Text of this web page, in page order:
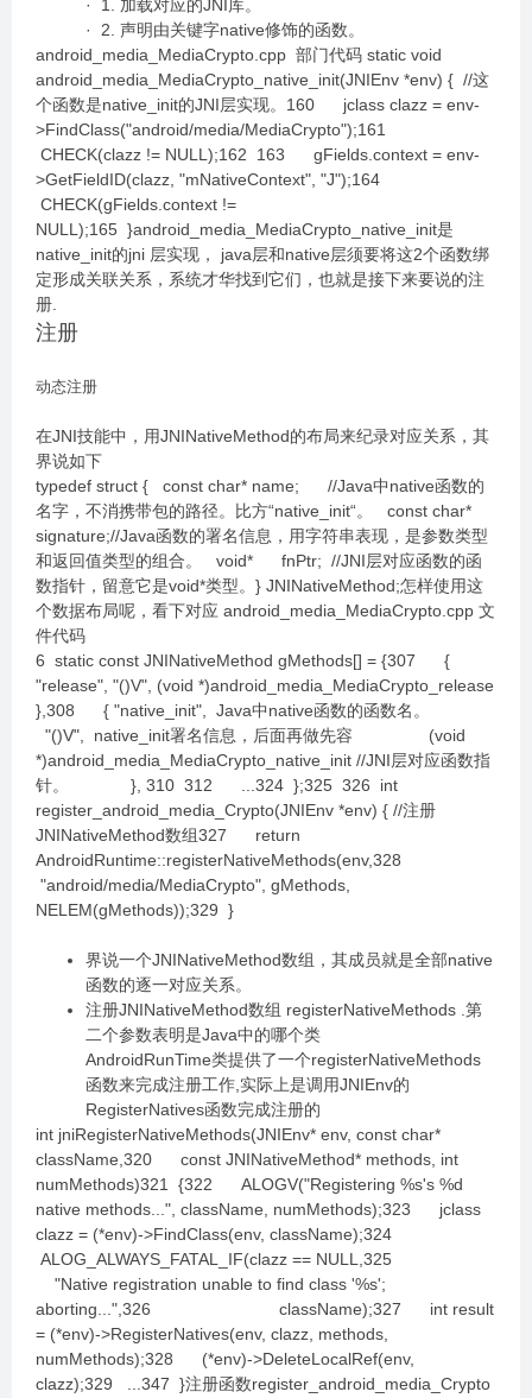
· 1. 加载对应的JNI库。
· 2. 声明由关键字native修饰的函数。
android_media_MediaCrypto.cpp 部门代码 static void
android_media_MediaCrypto_native_init(JNIEnv *env) { //这
个函数是native_init的JNI层实现。160 jclass clazz = env-
>FindClass("android/media/MediaCrypto");161
CHECK(clazz != NULL);162 163 gFields.context = env-
>GetFieldID(clazz, "mNativeContext", "J");164
CHECK(gFields.context !=
NULL);165 }android_media_MediaCrypto_native_init是
native_init的jni 层实现， java层和native层须要将这2个函数绑
定形成关联关系，系统才华找到它们，也就是接下来要说的注
册.
注册
动态注册
在JNI技能中，用JNINativeMethod的布局来纪录对应关系，其
界说如下
typedef struct { const char* name; //Java中native函数的
名字，不消携带包的路径。比方“native_init“。 const char*
signature;//Java函数的署名信息，用字符串表现，是参数类型
和返回值类型的组合。 void* fnPtr; //JNI层对应函数的函
数指针，留意它是void*类型。} JNINativeMethod;怎样使用这
个数据布局呢，看下对应 android_media_MediaCrypto.cpp 文
件代码
6 static const JNINativeMethod gMethods[] = {307 {
"release", "()V", (void *)android_media_MediaCrypto_release
},308 { "native_init", Java中native函数的函数名。
"()V", native_init署名信息，后面再做先容 (void
*)android_media_MediaCrypto_native_init //JNI层对应函数指
针。 }, 310 312 ...324 };325 326 int
register_android_media_Crypto(JNIEnv *env) { //注册
JNINativeMethod数组327 return
AndroidRuntime::registerNativeMethods(env,328
"android/media/MediaCrypto", gMethods,
NELEM(gMethods));329 }
界说一个JNINativeMethod数组，其成员就是全部native
函数的逐一对应关系。
注册JNINativeMethod数组 registerNativeMethods .第
二个参数表明是Java中的哪个类
AndroidRunTime类提供了一个registerNativeMethods
函数来完成注册工作,实际上是调用JNIEnv的
RegisterNatives函数完成注册的
int jniRegisterNativeMethods(JNIEnv* env, const char*
className,320 const JNINativeMethod* methods, int
numMethods)321 {322 ALOGV("Registering %s's %d
native methods...", className, numMethods);323 jclass
clazz = (*env)->FindClass(env, className);324
ALOG_ALWAYS_FATAL_IF(clazz == NULL,325
"Native registration unable to find class '%s';
aborting...",326 className);327 int result
= (*env)->RegisterNatives(env, clazz, methods,
numMethods);328 (*env)->DeleteLocalRef(env,
clazz);329 ...347 }注册函数register_android_media_Crypto